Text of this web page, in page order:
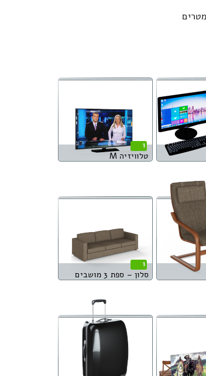
1
טלוויזיה M
1
סלון – ספת 3 מושבים